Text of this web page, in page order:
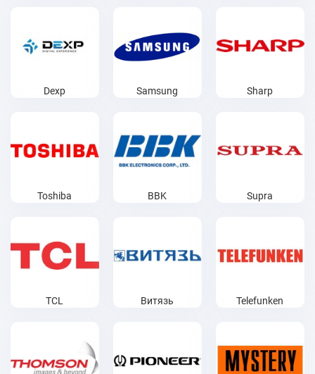
Dexp Samsung Sharp
Toshiba BBK Supra
TCL Витязь Telefunken